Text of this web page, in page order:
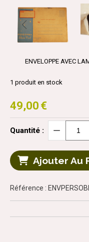
ENVELOPPE AVEC
49,00 €
1 produit en stock
Quantité :
Ajouter Au
Référence :